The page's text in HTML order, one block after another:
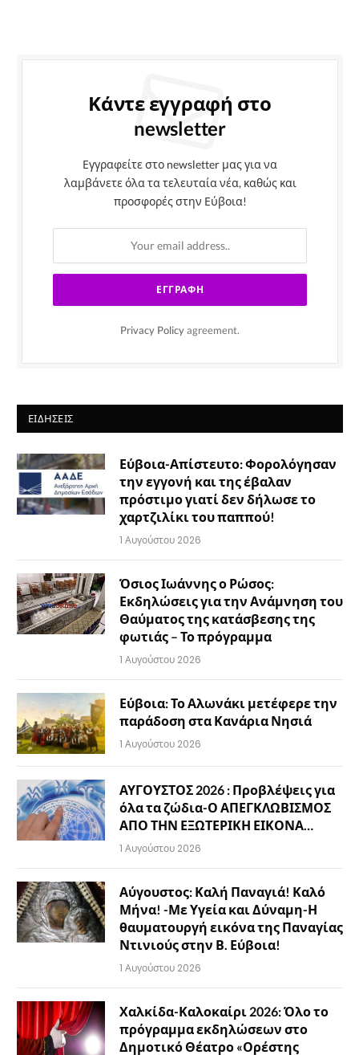
Κάντε εγγραφή στο
newsletter
Εγγραφείτε στο newsletter μας για να
λαμβάνετε όλα τα τελευταία νέα, καθώς και
προσφορές στην Εύβοια!
Privacy Policy agreement.
ΕΙΔΉΣΕΙΣ
Εύβοια-Απίστευτο: Φορολόγησαν
την εγγονή και της έβαλαν
πρόστιμο γιατί δεν δήλωσε το
χαρτζιλίκι του παππού!
1 Αυγούστου 2026
Όσιος Ιωάννης ο Ρώσος:
Εκδηλώσεις για την Ανάμνηση του
Θαύματος της κατάσβεσης της
φωτιάς – Το πρόγραμμα
1 Αυγούστου 2026
Εύβοια: Το Αλωνάκι μετέφερε την
παράδοση στα Κανάρια Νησιά
1 Αυγούστου 2026
ΑΥΓΟΥΣΤΟΣ 2026 : Προβλέψεις για
όλα τα ζώδια-Ο ΑΠΕΓΚΛΩΒΙΣΜΟΣ
ΑΠΟ ΤΗΝ ΕΞΩΤΕΡΙΚΗ ΕΙΚΟΝΑ…
1 Αυγούστου 2026
Αύγουστος: Καλή Παναγιά! Καλό
Μήνα! -Με Υγεία και Δύναμη-Η
θαυματουργή εικόνα της Παναγίας
Ντινιούς στην Β. Εύβοια!
1 Αυγούστου 2026
Χαλκίδα-Καλοκαίρι 2026: Όλο το
πρόγραμμα εκδηλώσεων στο
Δημοτικό Θέατρο «Ορέστης